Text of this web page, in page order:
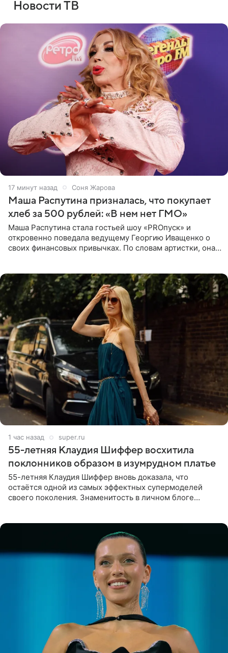
Новости ТВ
17 минут назад Соня Жарова
Маша Распутина призналась, что покупает
хлеб за 500 рублей: «В нем нет ГМО»
Маша Распутина стала гостьей шоу «PROпуск» и
откровенно поведала ведущему Георгию Иващенко о
своих финансовых привычках. По словам артистки, она
1 час назад super.ru
55-летняя Клаудия Шиффер восхитила
поклонников образом в изумрудном платье
55-летняя Клаудия Шиффер вновь доказала, что
остаётся одной из самых эффектных супермоделей
своего поколения. Знаменитость в личном блоге